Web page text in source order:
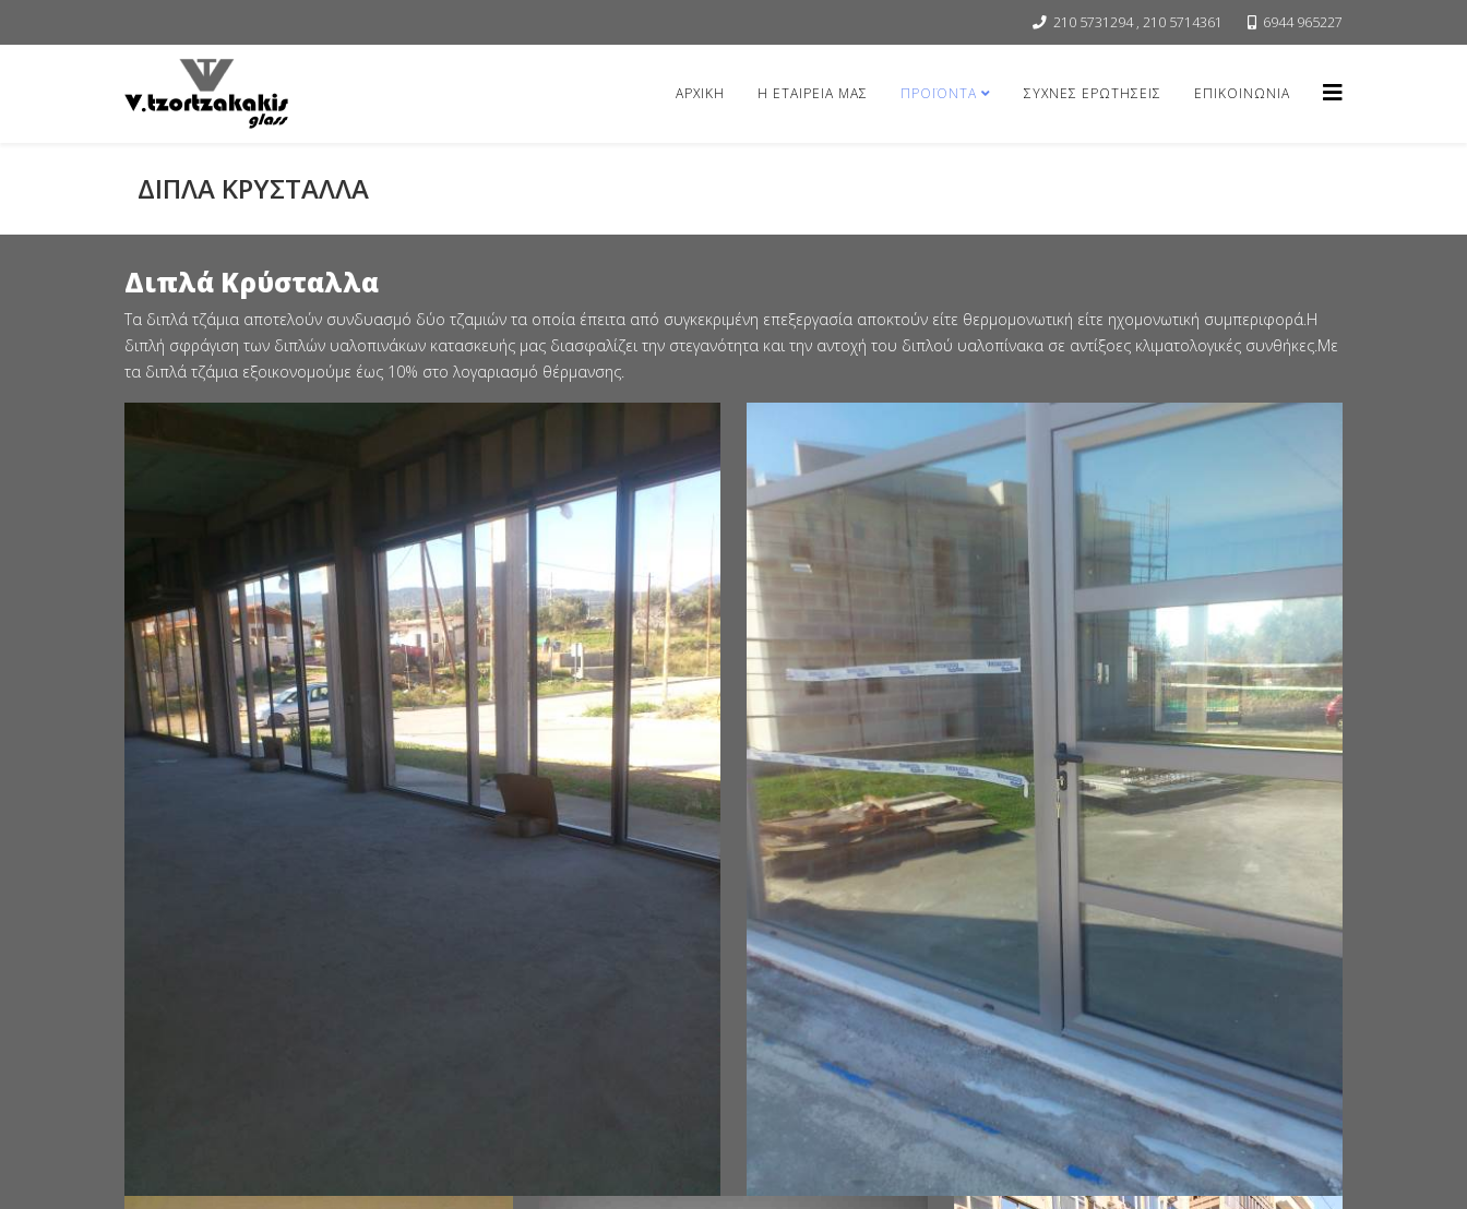
210 5731294 , 210 5714361 6944 965227
ΑΡΧΙΚΗ Η ΕΤΑΙΡΕΙΑ ΜΑΣ ΠΡΟΪΟΝΤΑ ΣΥΧΝΕΣ ΕΡΩΤΗΣΕΙΣ ΕΠΙΚΟΙΝΩΝΙΑ
ΔΙΠΛΑ ΚΡΥΣΤΑΛΛΑ
Διπλά Κρύσταλλα
Τα διπλά τζάμια αποτελούν συνδυασμό δύο τζαμιών τα οποία έπειτα από συγκεκριμένη επεξεργασία αποκτούν είτε θερμομονωτική είτε ηχομονωτική συμπεριφορά.Η
διπλή σφράγιση των διπλών υαλοπινάκων κατασκευής μας διασφαλίζει την στεγανότητα και την αντοχή του διπλού υαλοπίνακα σε αντίξοες κλιματολογικές συνθήκες.Με
τα διπλά τζάμια εξοικονομούμε έως 10% στο λογαριασμό θέρμανσης.